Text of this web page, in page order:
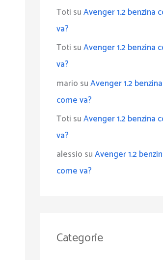
Toti suAvenger 1.2 benzina
va?
Toti suAvenger 1.2 benzina
va?
mario suAvenger 1.2 benzina
come va?
Toti suAvenger 1.2 benzina
va?
alessio suAvenger 1.2
come va?
Categorie